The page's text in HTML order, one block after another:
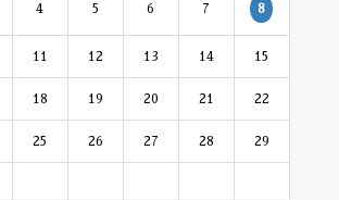
4 5 6 7 8
11 12 13 14 15
18 19 20 21 22
25 26 27 28 29